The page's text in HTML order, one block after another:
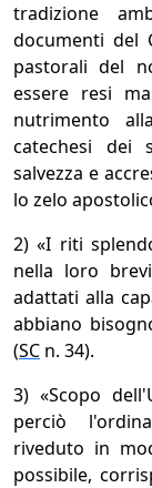
tradizione
documenti del
pastorali del
essere resi
nutrimento
catechesi dei
salvezza e
lo zelo
2) «I riti
nella loro
adattati alla
abbiano
(SC n. 34).
3) «Scopo
perciò
riveduto in
possibile,